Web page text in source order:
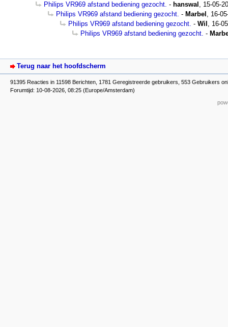
Philips VR969 afstand bediening gezocht. - hanswal , 15-05-
Philips VR969 afstand bediening gezocht. - Marbel , 16-
Philips VR969 afstand bediening gezocht. - Wil , 16-
Philips VR969 afstand bediening gezocht. -
Terug naar het hoofdscherm
91395 Reacties in 11598 Berichten, 1781 Geregistreerde gebruikers, 553 Gebruikers
Forumtijd: 10-08-2026, 08:25 (Europe/Amsterdam)